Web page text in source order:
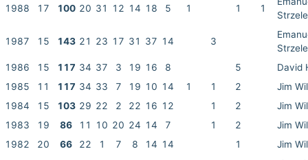
1988 17 100 20 31 12 14 18 5 1 1 1
1987 15 143 21 23 17 31 37 14 3
1986
15 117 34 37 3 19 16 8 5
David
1985
11 117 34 33 7 19 10 14 1 1 2
Jim
1984
15 103 29 22 2 22 16 12 1 2
Jim
1983
19 86 11 10 20 24 14 7 1 2
Jim
1982
20 66 22 1 7 8 14 14 1
Jim